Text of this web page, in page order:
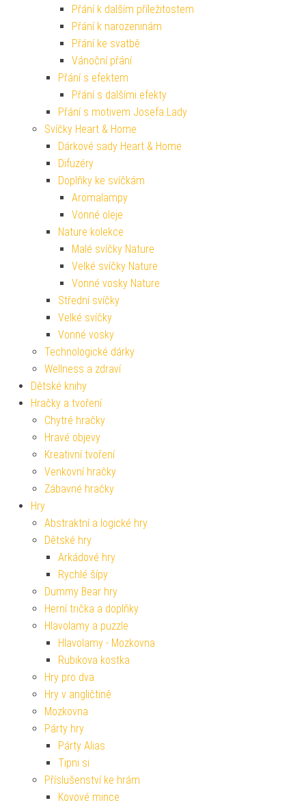
Přání k dalším příležitostem
Přání k narozeninám
Přání ke svatbě
Vánoční přání
Přání s efektem
Přání s dalšími efekty
Přání s motivem Josefa Lady
Svíčky Heart & Home
Dárkové sady Heart & Home
Difuzéry
Doplňky ke svíčkám
Aromalampy
Vonné oleje
Nature kolekce
Malé svíčky Nature
Velké svíčky Nature
Vonné vosky Nature
Střední svíčky
Velké svíčky
Vonné vosky
Technologické dárky
Wellness a zdraví
Dětské knihy
Hračky a tvoření
Chytré hračky
Hravé objevy
Kreativní tvoření
Venkovní hračky
Zábavné hračky
Hry
Abstraktní a logické hry
Dětské hry
Arkádové hry
Rychlé šípy
Dummy Bear hry
Herní trička a doplňky
Hlavolamy a puzzle
Hlavolamy - Mozkovna
Rubikova kostka
Hry pro dva
Hry v angličtině
Mozkovna
Párty hry
Párty Alias
Tipni si
Příslušenství ke hrám
Kovové mince